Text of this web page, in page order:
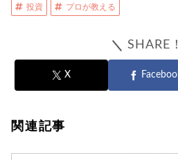
投資 プロが教える
SHARE！
X
関連記事